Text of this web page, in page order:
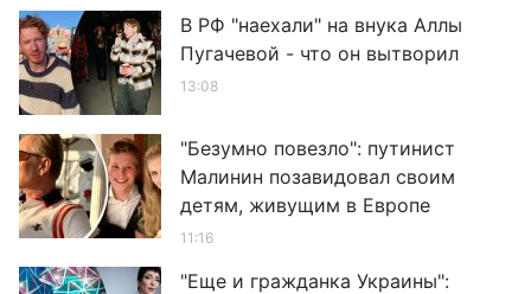
В РФ "наехали" на внука Аллы
Пугачевой - что он вытворил
13:08
"Безумно повезло": путинист
Малинин позавидовал своим
детям, живущим в Европе
11:16
"Еще и гражданка Украины":